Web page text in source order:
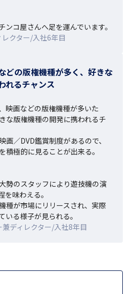
コ屋さんへ足を運んでいます。
クター/入社6年目
どの版権機種が多く、好きな
れるチャンス
映画などの版権機種が多いた
な版権機種の開発に携われるチ
画／DVD鑑賞制度があるので、
積極的に見ることが出来る。
勢のスタッフにより遊技機の演
を味わえる。
種が市場にリリースされ、実際
いる様子が見られる。
ディレクター/入社8年目